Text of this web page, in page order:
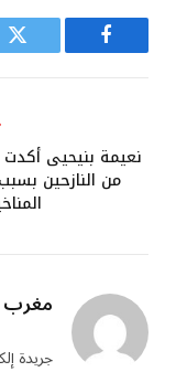
فيسبوك
من النازحين
مغرب
جريدة